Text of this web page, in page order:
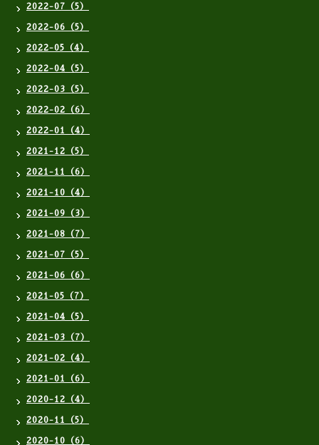
2022-07（5）
2022-06（5）
2022-05（4）
2022-04（5）
2022-03（5）
2022-02（6）
2022-01（4）
2021-12（5）
2021-11（6）
2021-10（4）
2021-09（3）
2021-08（7）
2021-07（5）
2021-06（6）
2021-05（7）
2021-04（5）
2021-03（7）
2021-02（4）
2021-01（6）
2020-12（4）
2020-11（5）
2020-10（6）